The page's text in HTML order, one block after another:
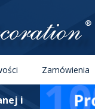
Zamówienia
i